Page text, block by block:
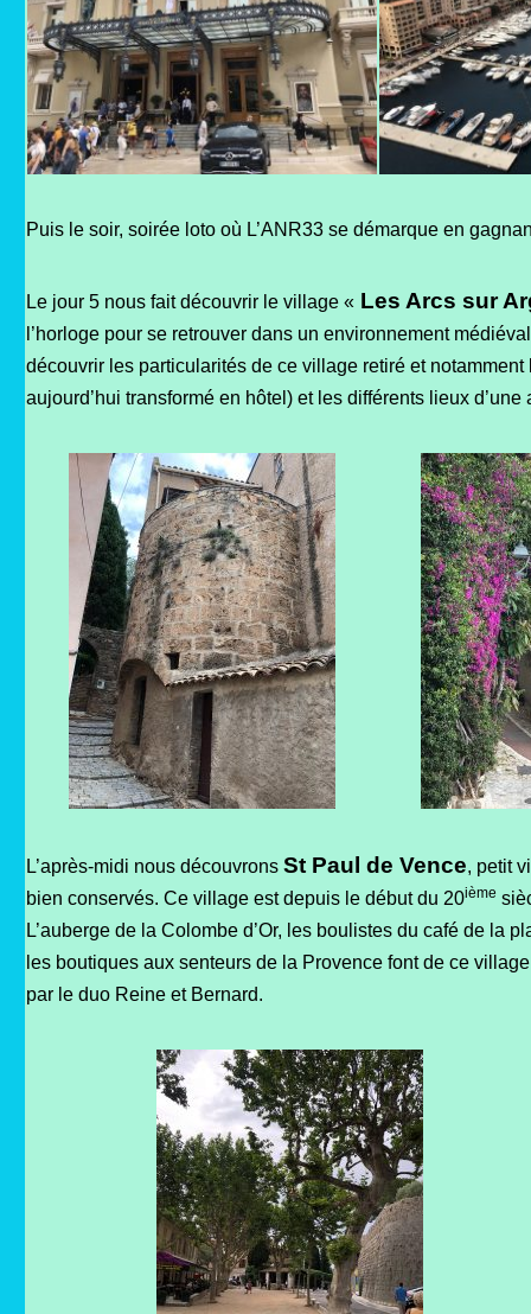
Puis le soir, soirée loto où L’ANR33 se démarque en
Le jour 5 nous fait découvrir le village «Les Arcs sur
l’horloge pour se retrouver dans un environnement
découvrir les particularités de ce village retiré et
aujourd’hui transformé en hôtel) et les différents lieux d’une
L’après-midi nous découvrons St Paul de Vence, petit
bien conservés. Ce village est depuis le début du 20ième
L’auberge de la Colombe d’Or, les boulistes du café de la
les boutiques aux senteurs de la Provence font de ce
par le duo Reine et Bernard.